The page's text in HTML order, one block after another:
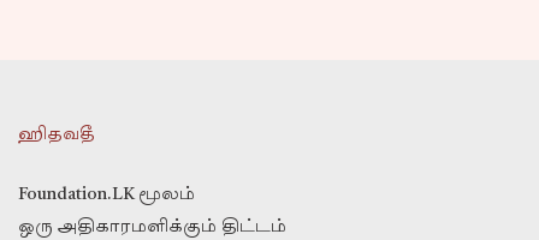
ஹிதவதீ
Foundation.LK மூலம்
ஒரு அதிகாரமளிக்கும் திட்டம்